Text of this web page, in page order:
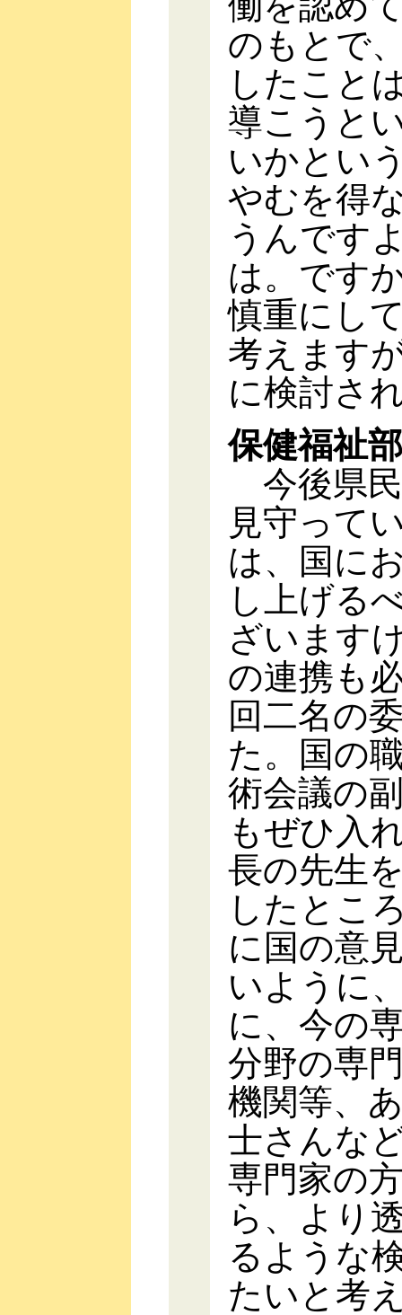
のもとで
したこと
導こうと
いかとい
やむを得
うんです
は。です
慎重にし
考えます
に検討さ
保健福祉
今後県
見守って
は、国に
し上げる
ざいます
の連携も
回二名の
た。国の
術会議の
もぜひ入
長の先生
したとこ
に国の意
いように
に、今の
分野の専
機関等、
士さんな
専門家の
ら、より
るような
たいと考